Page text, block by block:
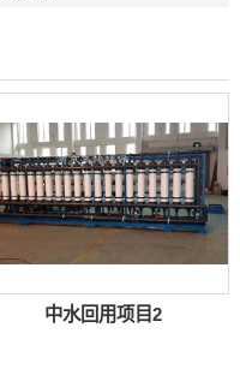
中水回用项目2